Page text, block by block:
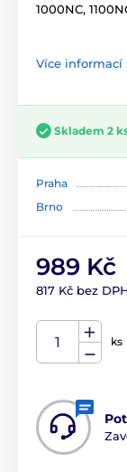
1000NC,
Více informací
Skladem 2
Praha
Brno
989 Kč
817 Kč bez
ks